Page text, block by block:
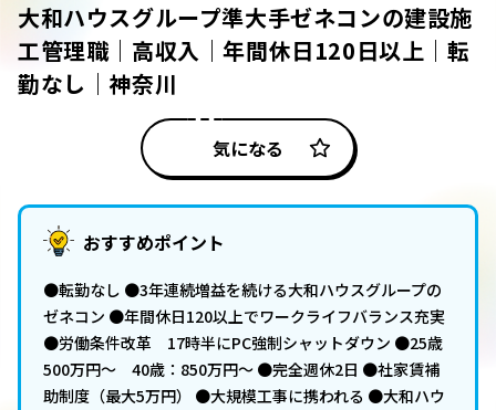
大和ハウスグループ準大手ゼネコンの建設施
工管理職｜高収入｜年間休日120日以上｜転
勤なし｜神奈川
気になる
おすすめポイント
●転勤なし ●3年連続増益を続ける大和ハウスグループの
ゼネコン ●年間休日120以上でワークライフバランス充実
●労働条件改革 17時半にPC強制シャットダウン ●25歳
500万円～ 40歳：850万円～ ●完全週休2日 ●社家賃補
助制度（最大5万円） ●大規模工事に携われる ●大和ハウ